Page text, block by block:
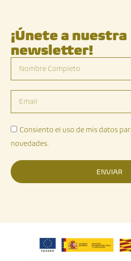
¡Únete a nuestra
newsletter!
Nombre
Completo
Email
Consiento el uso de mis datos
novedades.
ENVIAR